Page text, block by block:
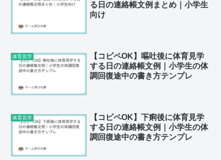
る日の連絡帳文例まとめ｜小学生
向け
体育見学
【コピペOK】嘔吐後に体育見学
する日の連絡帳文例｜小学生の体
調回復途中の書き方テンプレ
体育見学
【コピペOK】下痢後に体育見学
する日の連絡帳文例｜小学生の体
調回復途中の書き方テンプレ